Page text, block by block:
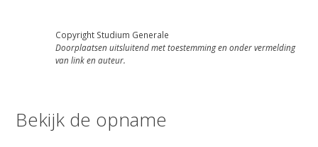
Copyright Studium Generale
Doorplaatsen uitsluitend met toestemming en onder vermelding
van link en auteur.
Bekijk de opname